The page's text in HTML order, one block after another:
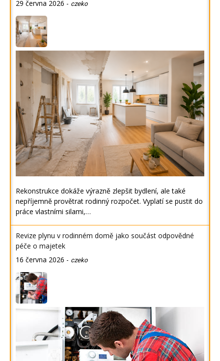
29 června 2026 - czeko
Rekonstrukce dokáže výrazně zlepšit bydlení, ale také
nepříjemně provětrat rodinný rozpočet. Vyplatí se pustit do
práce vlastními silami,…
Revize plynu v rodinném domě jako součást odpovědné
péče o majetek
16 června 2026 - czeko